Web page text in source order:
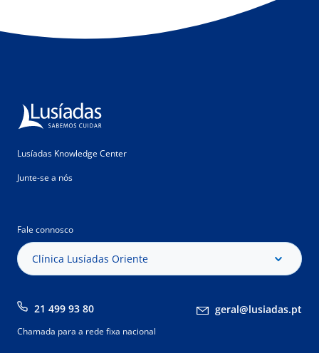
Lusíadas Knowledge Center
Junte-se a nós
Fale connosco
Clínica Lusíadas Oriente
21 499 93 80 geral@lusiadas.pt
Chamada para a rede fixa nacional